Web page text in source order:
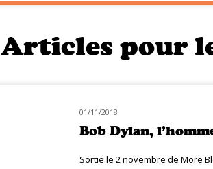
Articles pour
01/11/2018
Bob Dylan,
Sortie le 2 novembre de More